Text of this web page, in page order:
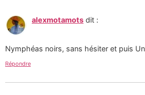
alexmotamots dit :
Nymphéas noirs, sans hésiter et puis
Répondre